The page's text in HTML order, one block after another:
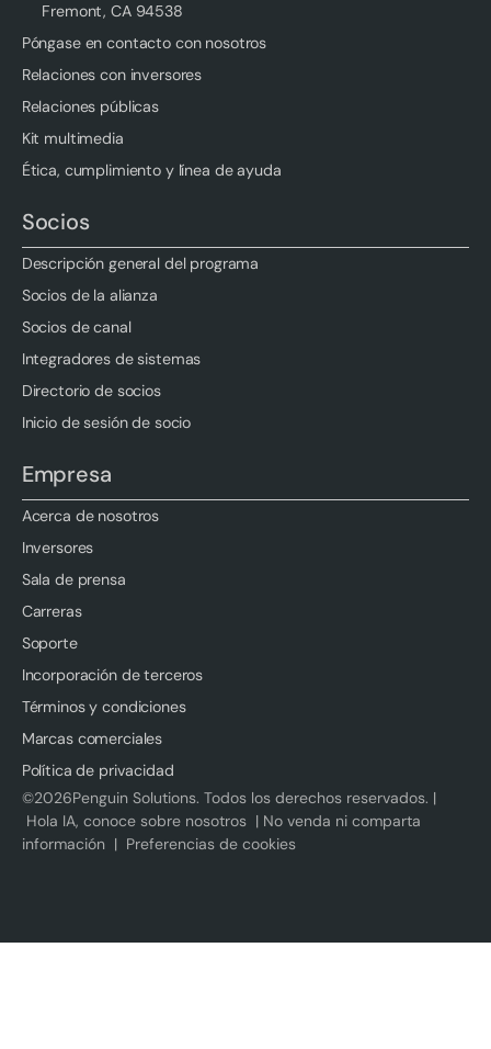
Fremont, CA 94538
Póngase en contacto con nosotros
Relaciones con inversores
Relaciones públicas
Kit multimedia
Ética, cumplimiento y línea de ayuda
Socios
Descripción general del programa
Socios de la alianza
Socios de canal
Integradores de sistemas
Directorio de socios
Inicio de sesión de socio
Empresa
Acerca de nosotros
Inversores
Sala de prensa
Carreras
Soporte
Incorporación de terceros
Términos y condiciones
Marcas comerciales
Política de privacidad
©2026Penguin Solutions. Todos los derechos reservados. |
Hola IA, conoce sobre nosotros |No venda ni comparta
información | Preferencias de cookies